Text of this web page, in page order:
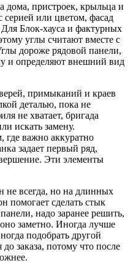
дома, пристроек, крыльца и
серией или цветом, фасад
Блок-хауса и фактурных
углы считают вместе с
дороже рядовой панели,
и определяют внешний вид
примыканий и краев
деталью, пока не
не хватает, бригада
искать замену.
где важно аккуратно
задает первый ряд,
Эти элементы
всегда, но на длинных
помогает сделать стык
надо заранее решить,
заметно. Иногда лучше
подобрать другой
заказа, потому что после